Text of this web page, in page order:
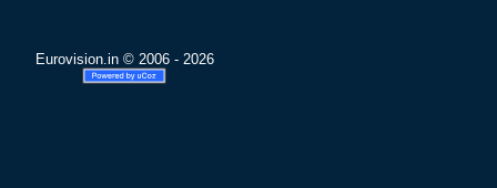
Eurovision.in © 2006 - 2026